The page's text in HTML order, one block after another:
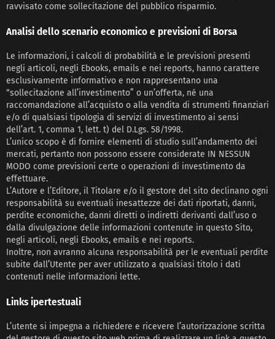
ravvisato come sollecitazione del pubblico risparmio.
Analisi dello scenario economico e previsioni di Borsa
Le informazioni, i calcoli di probabilità e le previsioni presenti
negli articoli, negli Ebooks, emails e nei reports, hanno carattere
esclusivamente informativo e non rappresentano una
“sollecitazione all’investimento” o un’offerta, né una
raccomandazione all’acquisto o alla vendita di strumenti finanziari
e/o di qualsiasi tipologia di servizi di investimento ai sensi
dell’art. 1, comma 1, lett. t) del D.Lgs. 58/1998.
L’unico scopo è di fornire elementi di studio sull’andamento dei
mercati, pertanto non possono essere considerate IN NESSUN
MODO come previsioni certe o operazioni di investimento da
effettuare.
L’Autore e l’Editore, il Titolare e/o il gestore del sito declinano ogni
responsabilità su eventuali inesattezze dei dati riportati, danni,
perdite economiche, danni diretti o indiretti derivanti dall’uso o
dalla divulgazione delle informazioni contenute in questo Sito,
negli articoli, negli Ebooks, emails e nei reports.
Inoltre, non avranno alcuna responsabilità per le eventuali perdite
subite dall’Utente per aver utilizzato a qualsiasi titolo i dati
contenuti nelle informazioni lette.
Links ipertestuali
L’utente si impegna a richiedere e ricevere l’autorizzazione scritta